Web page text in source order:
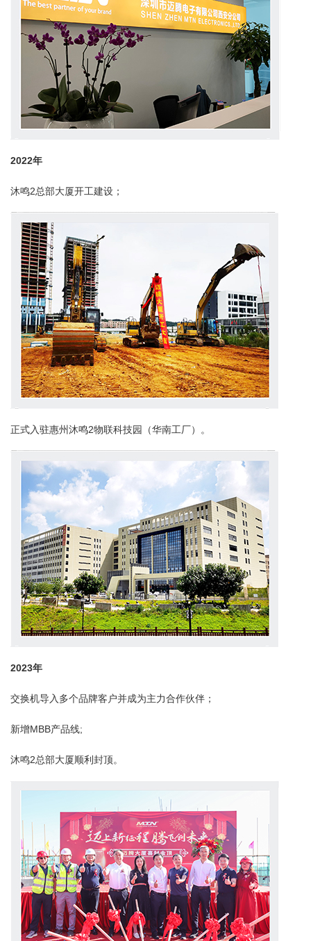
2022年
沐鸣2总部大厦开工建设；
正式入驻惠州沐鸣2物联科技园（华南工厂）。
2023年
交换机导入多个品牌客户并成为主力合作伙伴；
新增MBB产品线;
沐鸣2总部大厦顺利封顶。